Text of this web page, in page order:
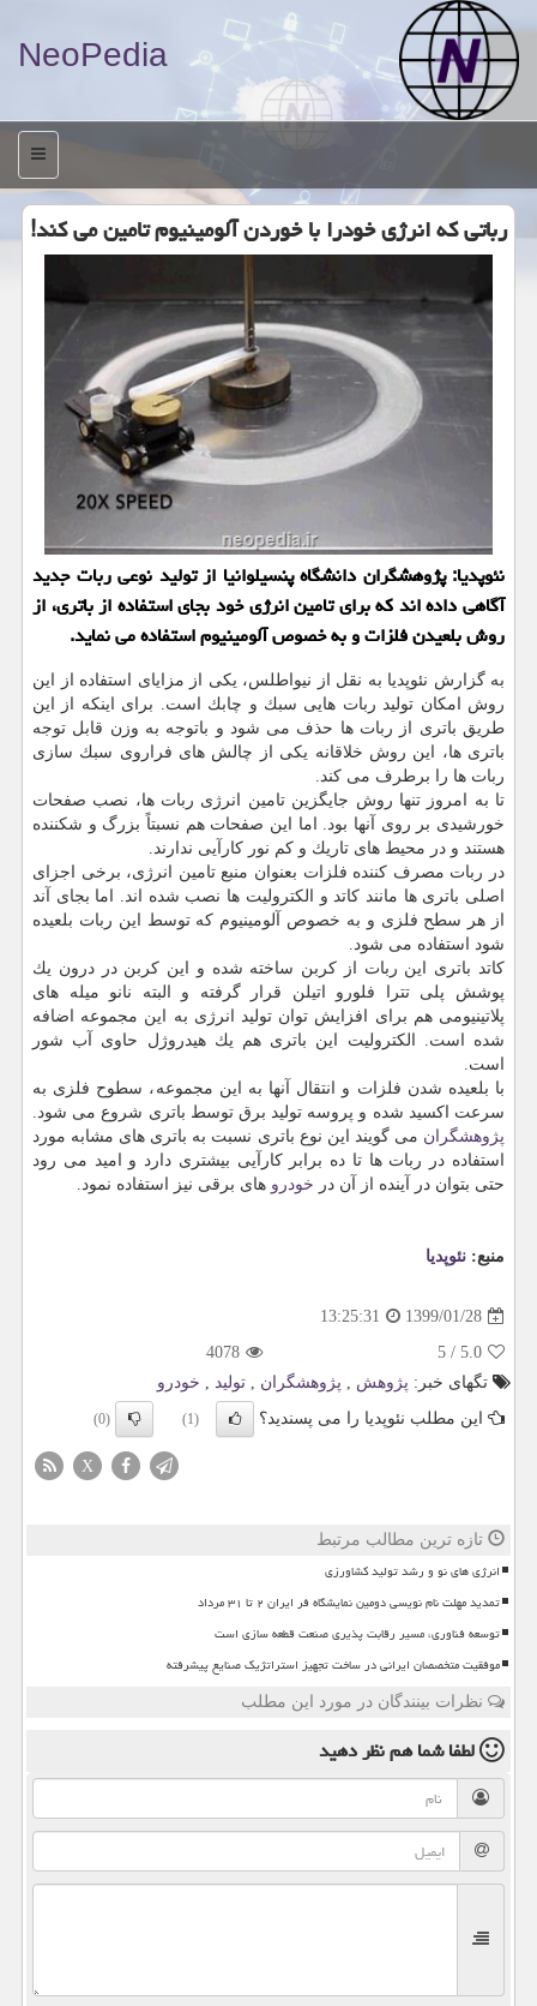
NeoPedia
منو
رباتی كه انرژی خودرا با خوردن آلومینیوم تامین می كند!
نئوپدیا: پژوهشگران دانشگاه پنسیلوانیا از تولید نوعی ربات جدید
آگاهی داده اند كه برای تامین انرژی خود بجای استفاده از باتری، از
روش بلعیدن فلزات و به خصوص آلومینیوم استفاده می نماید.
به گزارش نئوپدیا به نقل از نیواطلس، یكی از مزایای استفاده از این
روش امكان تولید ربات هایی سبك و چابك است. برای اینكه از این
طریق باتری از ربات ها حذف می شود و باتوجه به وزن قابل توجه
باتری ها، این روش خلاقانه یكی از چالش های فراروی سبك سازی
ربات ها را برطرف می كند.
تا به امروز تنها روش جایگزین تامین انرژی ربات ها، نصب صفحات
خورشیدی بر روی آنها بود. اما این صفحات هم نسبتاً بزرگ و شكننده
هستند و در محیط های تاریك و كم نور كارآیی ندارند.
در ربات مصرف كننده فلزات بعنوان منبع تامین انرژی، برخی اجزای
اصلی باتری ها مانند كاتد و الكترولیت ها نصب شده اند. اما بجای آند
از هر سطح فلزی و به خصوص آلومینیوم كه توسط این ربات بلعیده
شود استفاده می شود.
كاتد باتری این ربات از كربن ساخته شده و این كربن در درون یك
پوشش پلی تترا فلورو اتیلن قرار گرفته و البته نانو میله های
پلاتینیومی هم برای افزایش توان تولید انرژی به این مجموعه اضافه
شده است. الكترولیت این باتری هم یك هیدروژل حاوی آب شور
است.
با بلعیده شدن فلزات و انتقال آنها به این مجموعه، سطوح فلزی به
سرعت اكسید شده و پروسه تولید برق توسط باتری شروع می شود.
پژوهشگران می گویند این نوع باتری نسبت به باتری های مشابه مورد
استفاده در ربات ها تا ده برابر كارآیی بیشتری دارد و امید می رود
حتی بتوان در آینده از آن در خودرو های برقی نیز استفاده نمود.
منبع: نئوپدیا
1399/01/28
13:25:31
5.0
/
5
4078
تگهای خبر: پژوهش , پژوهشگران , تولید , خودرو
این مطلب نئوپدیا را می پسندید؟
(1)
(0)
X
تازه ترین مطالب مرتبط
انرژی های نو و رشد تولید کشاورزی
تمدید مهلت نام نویسی دومین نمایشگاه فر ایران ۲ تا ۳۱ مرداد
توسعه فناوری، مسیر رقابت پذیری صنعت قطعه سازی است
موفقیت متخصصان ایرانی در ساخت تجهیز استراتژیک صنایع پیشرفته
نظرات بینندگان در مورد این مطلب
لطفا شما همنظر دهید